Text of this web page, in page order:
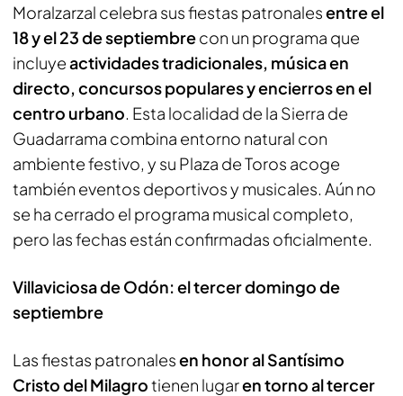
Moralzarzal celebra sus fiestas patronalesentre el
18 y el 23 de septiembrecon un programa que
incluyeactividades tradicionales, música en
directo, concursos populares y encierros en el
centro urbano. Esta localidad de la Sierra de
Guadarrama combina entorno natural con
ambiente festivo, y su Plaza de Toros acoge
también eventos deportivos y musicales. Aún no
se ha cerrado el programa musical completo,
pero las fechas están confirmadas oficialmente.
Villaviciosa de Odón: el tercer domingo de
septiembre
Las fiestas patronalesen honor al Santísimo
Cristo del Milagrotienen lugaren torno al tercer